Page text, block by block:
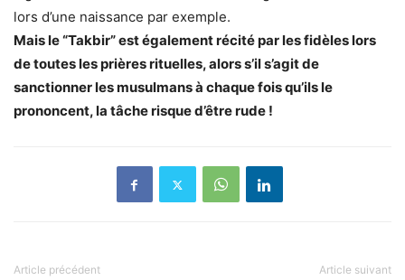
lors d’une naissance par exemple.
Mais le “Takbir” est également récité par les fidèles lors
de toutes les prières rituelles, alors s’il s’agit de
sanctionner les musulmans à chaque fois qu’ils le
prononcent, la tâche risque d’être rude !
Article précédent Article suivant